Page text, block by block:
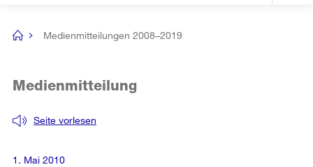
Navigation
[no
Medienmitteilungen 2008–2019
Seite vorlesen
Medienmitteilung
1. Mai 2010